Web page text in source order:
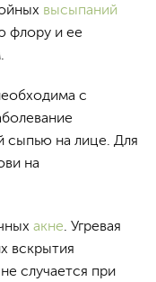
высыпаний
флору и ее
с
сыпью на лице. Для
на
акне . Угревая
вскрытия
случается при